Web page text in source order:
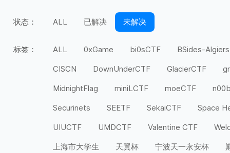
状态： ALL 已解决 未解决
标签： ALL 0xGame bi0sCTF
BSides-Algiers
CISCN
DownUnderCTF GlacierCTF
MidnightFlag
miniLCTF moeCTF
Securinets
SEETF SekaiCTF
Space
UIUCTF
UMDCTF Valentine CTF
上海市大学生
天翼杯 宁波天一永安杯